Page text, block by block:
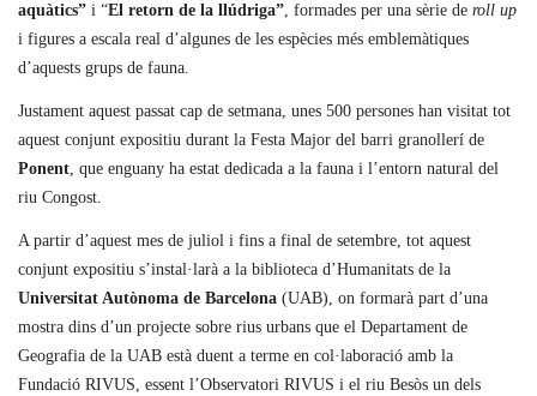
aquàtics” i “El retorn de la llúdriga”, formades per una sèrie de roll up
i figures a escala real d’algunes de les espècies més emblemàtiques
d’aquests grups de fauna.
Justament aquest passat cap de setmana, unes 500 persones han visitat tot
aquest conjunt expositiu durant la Festa Major del barri granollerí de
Ponent, que enguany ha estat dedicada a la fauna i l’entorn natural del
riu Congost.
A partir d’aquest mes de juliol i fins a final de setembre, tot aquest
conjunt expositiu s’instal·larà a la biblioteca d’Humanitats de la
Universitat Autònoma de Barcelona (UAB), on formarà part d’una
mostra dins d’un projecte sobre rius urbans que el Departament de
Geografia de la UAB està duent a terme en col·laboració amb la
Fundació RIVUS, essent l’Observatori RIVUS i el riu Besòs un dels